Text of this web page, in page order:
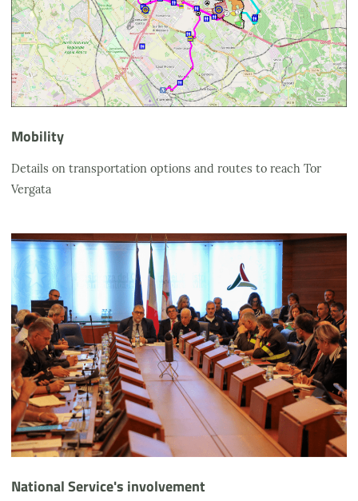
Mobility
Details on transportation options and routes to reach Tor
Vergata
National Service's involvement